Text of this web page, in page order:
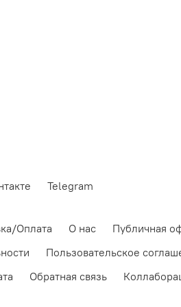
Telegram
Оплата О нас
Публичная
Пользовательское
Обратная связь